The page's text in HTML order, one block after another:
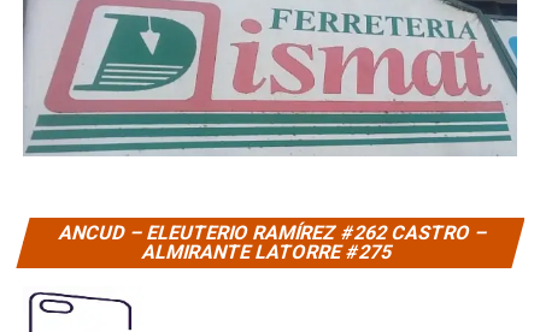
ANCUD – ELEUTERIO RAMÍREZ #262 CASTRO –
ALMIRANTE LATORRE #275